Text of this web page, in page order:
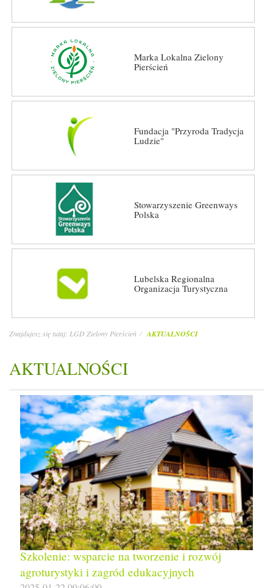
Marka Lokalna Zielony
Pierścień
Fundacja "Przyroda Tradycja
Ludzie"
Stowarzyszenie Greenways
Polska
Lubelska Regionalna
Organizacja Turystyczna
Znajdujesz się tutaj: LGD Zielony Pierścień AKTUALNOŚCI
AKTUALNOŚCI
Szkolenie: wsparcie na tworzenie i rozwój
agroturystyki i zagród edukacyjnych